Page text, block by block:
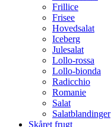
Frillice
Frisee
Hovedsalat
Iceberg
Julesalat
Lollo-rossa
Lollo-bionda
Radicchio
Romanie
Salat
Salatblandinger
Skåret frugt